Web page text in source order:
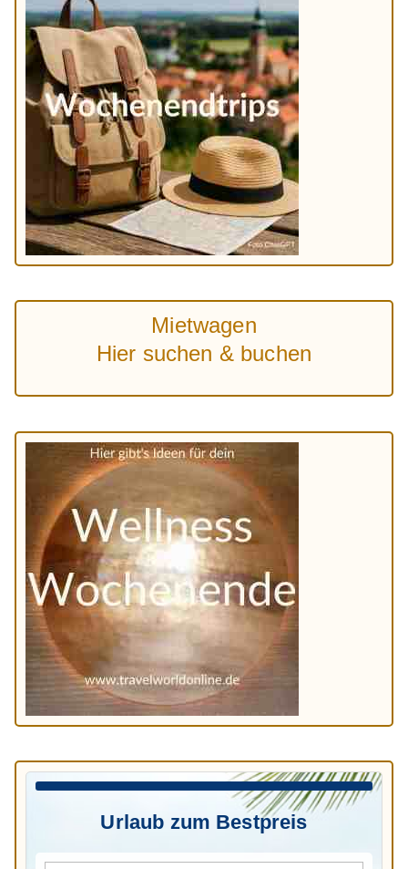
Mietwagen
Hier suchen & buchen
Urlaub zum Bestpreis